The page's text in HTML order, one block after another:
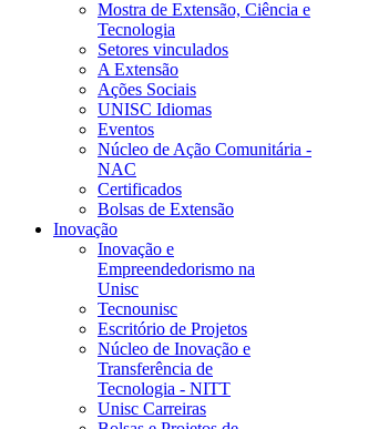
Mostra de Extensão, Ciência e
Tecnologia
Setores vinculados
A Extensão
Ações Sociais
UNISC Idiomas
Eventos
Núcleo de Ação Comunitária -
NAC
Certificados
Bolsas de Extensão
Inovação
Inovação e
Empreendedorismo na
Unisc
Tecnounisc
Escritório de Projetos
Núcleo de Inovação e
Transferência de
Tecnologia - NITT
Unisc Carreiras